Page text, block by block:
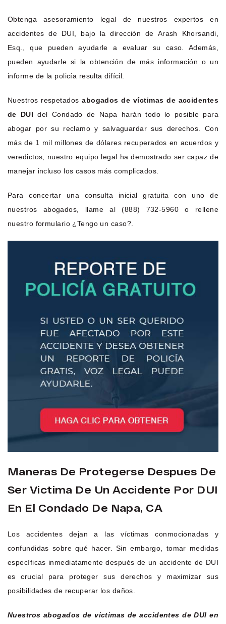
Obtenga asesoramiento legal de nuestros expertos en
accidentes de DUI, bajo la dirección de Arash Khorsandi,
Esq., que pueden ayudarle a evaluar su caso. Además,
pueden ayudarle si la obtención de más información o un
informe de la policía resulta difícil.
Nuestros respetadosabogados de víctimas de accidentes
de DUI del Condado de Napa harán todo lo posible para
abogar por su reclamo y salvaguardar sus derechos. Con
más de 1 mil millones de dólares recuperados en acuerdos y
veredictos, nuestro equipo legal ha demostrado ser capaz de
manejar incluso los casos más complicados.
Para concertar una consulta inicial gratuita con uno de
nuestros abogados, llame al (888) 732-5960 o rellene
nuestro formulario ¿Tengo un caso?.
Maneras De Protegerse Despues De
Ser Victima De Un Accidente Por DUI
En El Condado De Napa, CA
Los accidentes dejan a las víctimas conmocionadas y
confundidas sobre qué hacer. Sin embargo, tomar medidas
específicas inmediatamente después de un accidente de DUI
es crucial para proteger sus derechos y maximizar sus
posibilidades de recuperar los daños.
Nuestros abogados de victimas de accidentes de DUI en